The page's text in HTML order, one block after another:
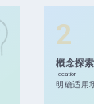
2
概念探索
Ideation
明确适用